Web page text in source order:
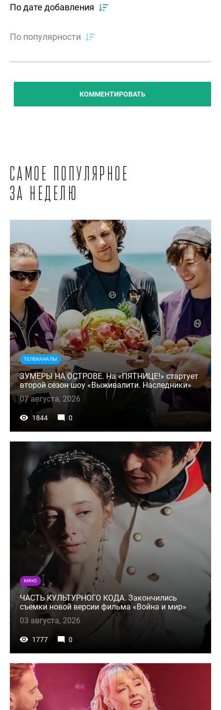
По дате добавления
По популярности
КОММЕНТИРОВАТЬ
Самое популярное
за неделю
ТЕЛЕКАНАЛЫ
ЗУМЕРЫ НА ОСТРОВЕ. На «ПЯТНИЦЕ!» стартует
второй сезон шоу «Выживалити. Наследники»
07 августа, 2026
1844 0
КИНО
ЧАСТЬ КУЛЬТУРНОГО КОДА. Закончились
съемки новой версии фильма «Война и мир»
03 августа, 2026
1777 0